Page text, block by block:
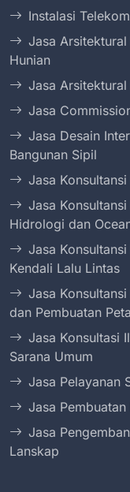
Instalasi
Jasa
Hunian
Jasa Arsitektural
Jasa
Jasa Desain
Bangunan Sipil
Jasa
Jasa
Hidrologi dan
Jasa
Kendali Lalu Lintas
Jasa
dan Pembuatan Peta
Jasa Konsultasi
Sarana Umum
Jasa Pelayanan
Jasa
Jasa
Lanskap